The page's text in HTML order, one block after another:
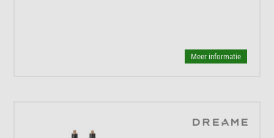
Meer informatie